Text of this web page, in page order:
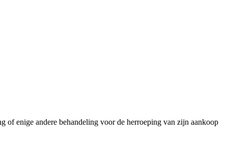
of enige andere behandeling voor de herroeping van zijn aankoop